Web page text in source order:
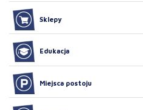
Sklepy
Edukacja
Miejsca postoju